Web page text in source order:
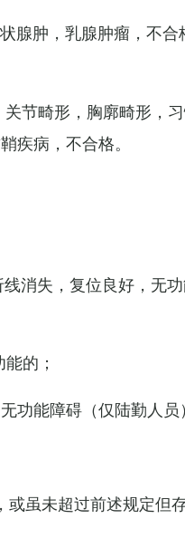
腺肿，乳腺肿瘤，不
节畸形，胸廓畸形，
疾病，不合格。
消失，复位良好，无
的；
功能障碍（仅陆勤人员
虽未超过前述规定但